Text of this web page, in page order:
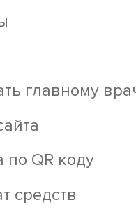
главному
по QR коду
средств